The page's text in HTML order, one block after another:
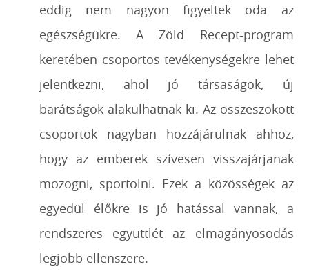
eddig nem nagyon figyeltek oda az
egészségükre. A Zöld Recept-program
keretében csoportos tevékenységekre lehet
jelentkezni, ahol jó társaságok, új
barátságok alakulhatnak ki. Az összeszokott
csoportok nagyban hozzájárulnak ahhoz,
hogy az emberek szívesen visszajárjanak
mozogni, sportolni. Ezek a közösségek az
egyedül élőkre is jó hatással vannak, a
rendszeres együttlét az elmagányosodás
legjobb ellenszere.